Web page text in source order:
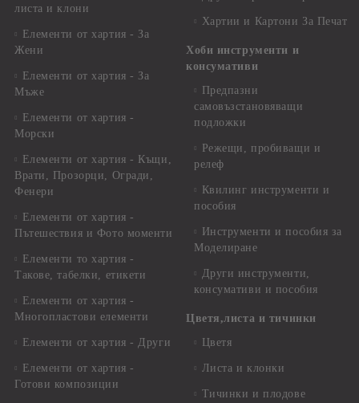
листа и клони
Елементи от хартия - За
Жени
Елементи от хартия - За
Мъже
Елементи от хартия -
Морски
Елементи от хартия - Къщи,
Врати, Прозорци, Огради,
Фенери
Елементи от хартия -
Пътешествия и Фото моменти
Елементи то хартия -
Такове, табелки, етикети
Елементи от хартия -
Многопластови елементи
Елементи от хартия - Други
Елементи от хартия -
Готови композиции
Хартии и Картони За Печат
Хоби инструменти и
консумативи
Предпазни
самовъзстановяващи
подложки
Режещи, пробиващи и
релеф
Квилинг инструменти и
пособия
Инструменти и пособия за
Моделиране
Други инструменти,
консумативи и пособия
Цветя,листа и тичинки
Цветя
Листа и клонки
Тичинки и плодове